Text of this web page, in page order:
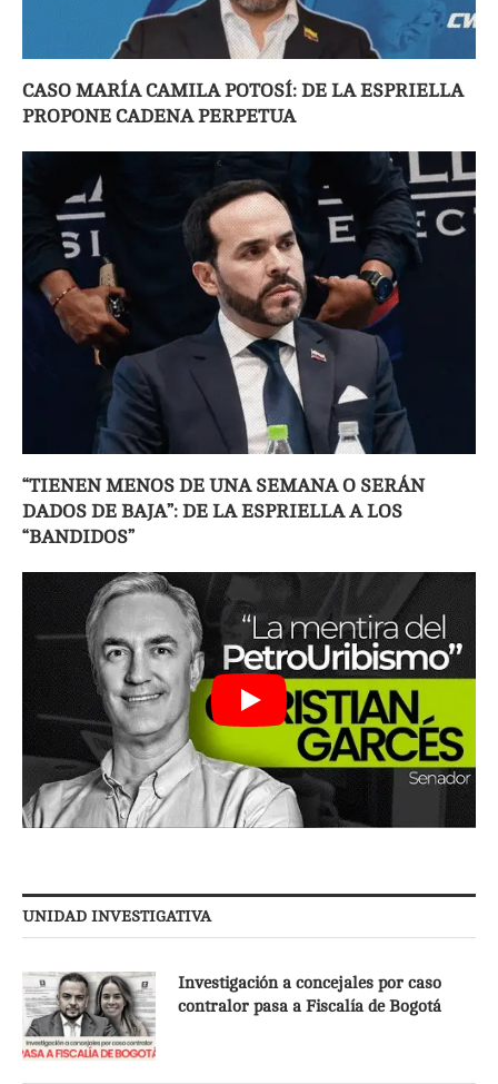
CASO MARÍA CAMILA POTOSÍ: DE LA ESPRIELLA
PROPONE CADENA PERPETUA
“TIENEN MENOS DE UNA SEMANA O SERÁN
DADOS DE BAJA”: DE LA ESPRIELLA A LOS
“BANDIDOS”
UNIDAD INVESTIGATIVA
Investigación a concejales por caso
contralor pasa a Fiscalía de Bogotá